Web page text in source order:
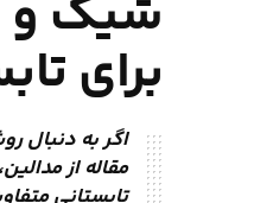
برای
اگر به دنبال